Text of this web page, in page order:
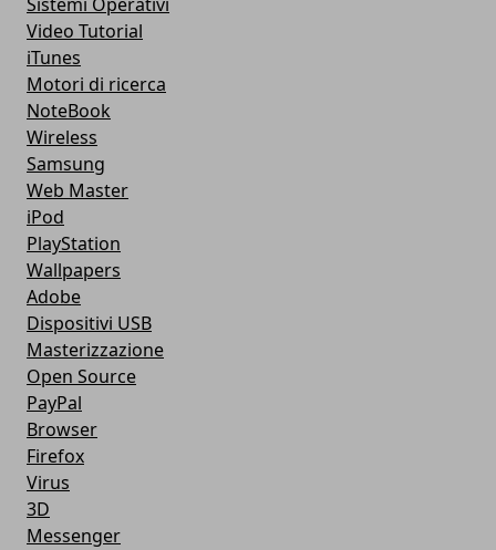
Video Tutorial
iTunes
Motori di ricerca
NoteBook
Wireless
Samsung
Web Master
iPod
PlayStation
Wallpapers
Adobe
Dispositivi USB
Masterizzazione
Open Source
PayPal
Browser
Firefox
Virus
3D
Messenger